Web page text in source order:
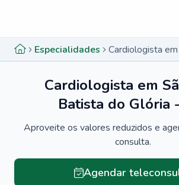
Especialidades
Cardiologista em
Batista do Glória
Aproveite os valores reduzidos e
consulta.
Agendar